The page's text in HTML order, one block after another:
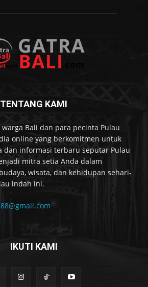
TENTANG KAMI
Bali dan para pecinta Pulau
online yang berkomitmen untuk
dan informasi terbaru seputar Pulau
mitra setia Anda dalam
wisata, dan kehidupan sehari-
indah ini.
IKUTI KAMI